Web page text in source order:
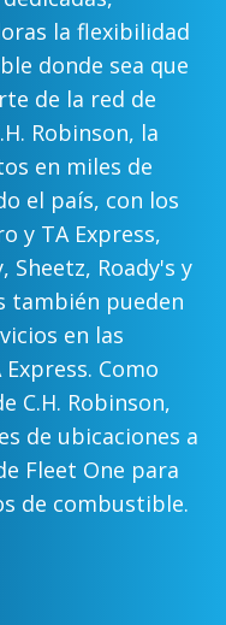
la flexibilidad
donde sea que
de la red de
Robinson, la
en miles de
el país, con los
y TA Express,
Sheetz, Roady's y
también pueden
en las
Como
C.H. Robinson,
de ubicaciones a
Fleet One para
de combustible.